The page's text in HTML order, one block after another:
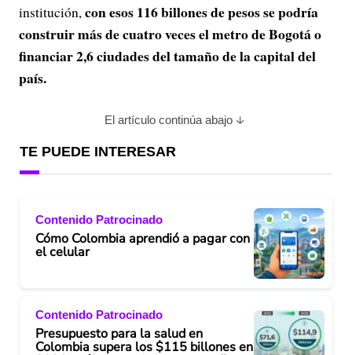
institución,con esos 116 billones de pesos se podría
construir más de cuatro veces el metro de Bogotá o
financiar 2,6 ciudades del tamaño de la capital del
país.
El artículo continúa abajo
TE PUEDE INTERESAR
Contenido Patrocinado
Cómo Colombia aprendió a pagar con
el celular
Contenido Patrocinado
Presupuesto para la salud en
Colombia supera los $115 billones en